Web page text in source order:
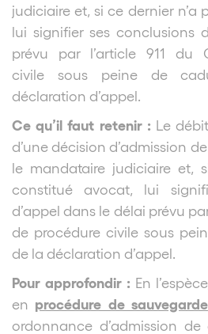
judiciaire et, si ce dernier n’a
lui signifier ses conclusions
prévu par l’article 911 du
civile sous peine de
déclaration d’appel.
Ce qu’il faut retenir : Le
d’une décision d’admission
le mandataire judiciaire et,
constitué avocat, lui
d’appel dans le délai prévu
de procédure civile sous
de la déclaration d’appel.
Pour approfondir : En
en procédure de sauvegarde
ordonnance d’admission